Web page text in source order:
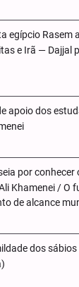
egípcio Rasem
e Irã — Dajjal
apoio dos
por conhecer
Khamenei / O
de alcance
dos